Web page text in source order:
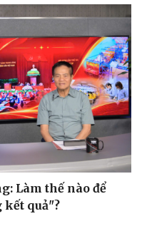
Làm thế nào để
quả"?